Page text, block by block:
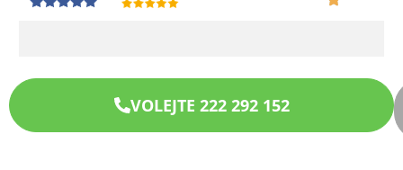
VOLEJTE 222 292 152